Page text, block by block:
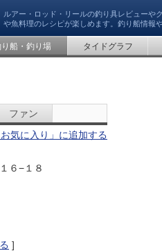
ルアー・ロッド・リールの釣り具レビューや
や魚料理のレシピが楽しめます。釣り船情報
船・釣り場 タイドグラフ
ファン
気に入り」に追加する
６−１８
]